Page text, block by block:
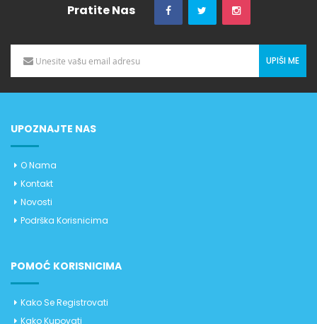
Pratite Nas
UPIŠI ME
UPOZNAJTE NAS
O Nama
Kontakt
Novosti
Podrška Korisnicima
POMOĆ KORISNICIMA
Kako Se Registrovati
Kako Kupovati